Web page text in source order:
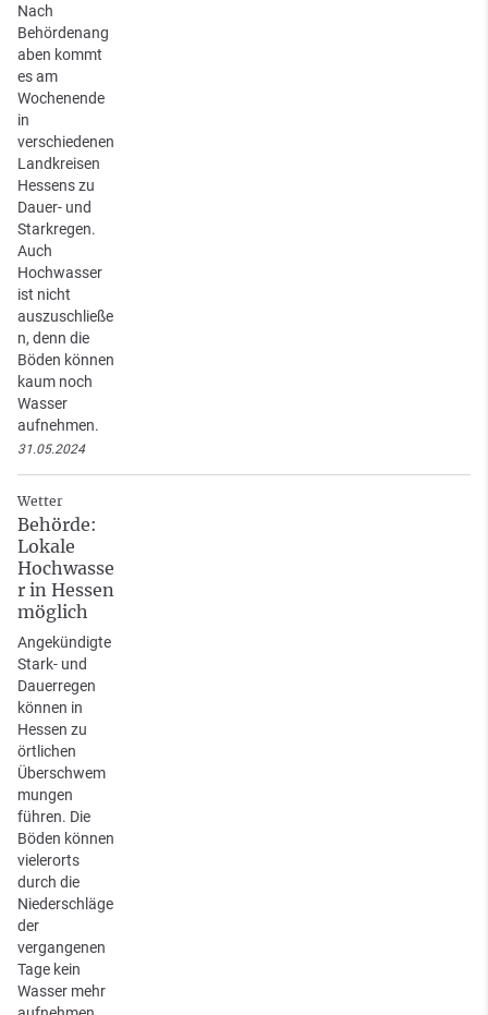
Nach
Behördenang
aben kommt
es am
Wochenende
in
verschiedenen
Landkreisen
Hessens zu
Dauer- und
Starkregen.
Auch
Hochwasser
ist nicht
auszuschließe
n, denn die
Böden können
kaum noch
Wasser
aufnehmen.
31.05.2024
Wetter
Behörde:
Lokale
Hochwasse
r in Hessen
möglich
Angekündigte
Stark- und
Dauerregen
können in
Hessen zu
örtlichen
Überschwem
mungen
führen. Die
Böden können
vielerorts
durch die
Niederschläge
der
vergangenen
Tage kein
Wasser mehr